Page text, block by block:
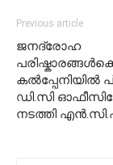
Previous article
ജനദ്രോഹ
കൽപ്പേനിയിൽ
ഡി.സി
നടത്തി